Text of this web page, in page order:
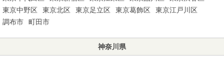
東京中野区
東京北区 東京足立区 東京葛飾区
東京江戸川区
調布市
町田市
神奈川県